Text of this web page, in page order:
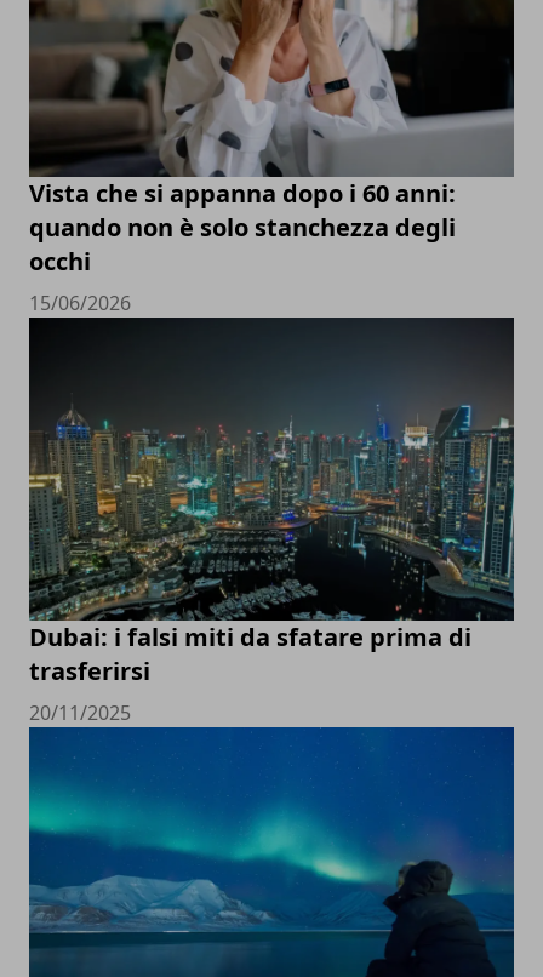
Vista che si appanna dopo i 60 anni:
quando non è solo stanchezza degli
occhi
15/06/2026
Dubai: i falsi miti da sfatare prima di
trasferirsi
20/11/2025